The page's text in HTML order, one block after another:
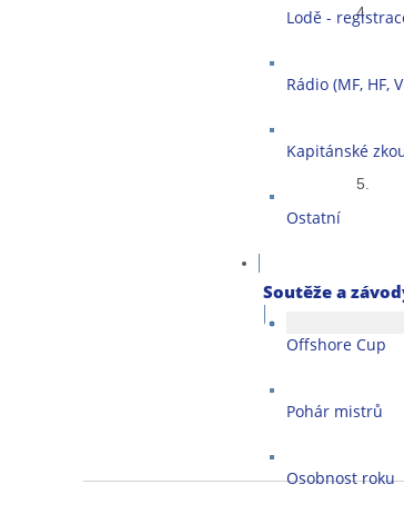
Lodě -
Rádio (MF, HF,
Kapitánské
Ostatní
Soutěže a
Offshore Cup
Pohár mistrů
Osobnost roku
4.
5.